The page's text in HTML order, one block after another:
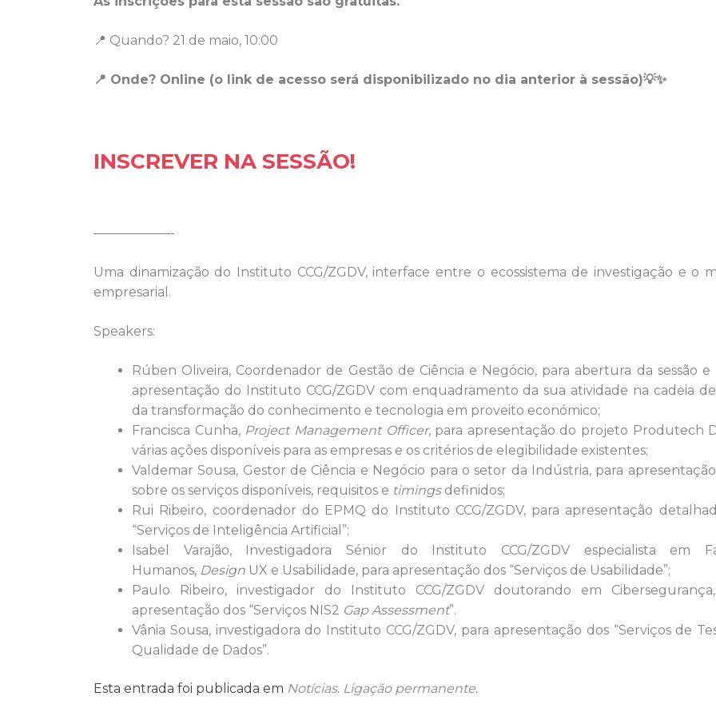
📍 Quando? 21 de maio, 10:00
📍 Onde? Online (o link de acesso será disponibilizado no dia anterior à sessão)💡✨
INSCREVER NA SESSÃO!
——————-
Uma dinamização do Instituto CCG/ZGDV, interface entre o ecossistema de investigação e o
empresarial.
Speakers:
Rúben Oliveira, Coordenador de Gestão de Ciência e Negócio, para abertura da sessão e
apresentação do Instituto CCG/ZGDV com enquadramento da sua atividade na cadeia
da transformação do conhecimento e tecnologia em proveito económico;
Francisca Cunha, Project Management Officer, para apresentação do projeto Produtech
várias ações disponíveis para as empresas e os critérios de elegibilidade existentes;
Valdemar Sousa, Gestor de Ciência e Negócio para o setor da Indústria, para apresentação
sobre os serviços disponíveis, requisitos e timingsdefinidos;
Rui Ribeiro, coordenador do EPMQ do Instituto CCG/ZGDV, para apresentação
“Serviços de Inteligência Artificial”;
Isabel Varajão, Investigadora Sénior do Instituto CCG/ZGDV especialista em
Humanos, Design UX e Usabilidade, para apresentação dos “Serviços de Usabilidade”;
Paulo Ribeiro, investigador do Instituto CCG/ZGDV doutorando em
apresentação dos “Serviços NIS2 Gap Assessment”.
Vânia Sousa, investigadora do Instituto CCG/ZGDV, para apresentação dos “Serviços de
Qualidade de Dados”.
Esta entrada foi publicada em Notícias. Ligação permanente.